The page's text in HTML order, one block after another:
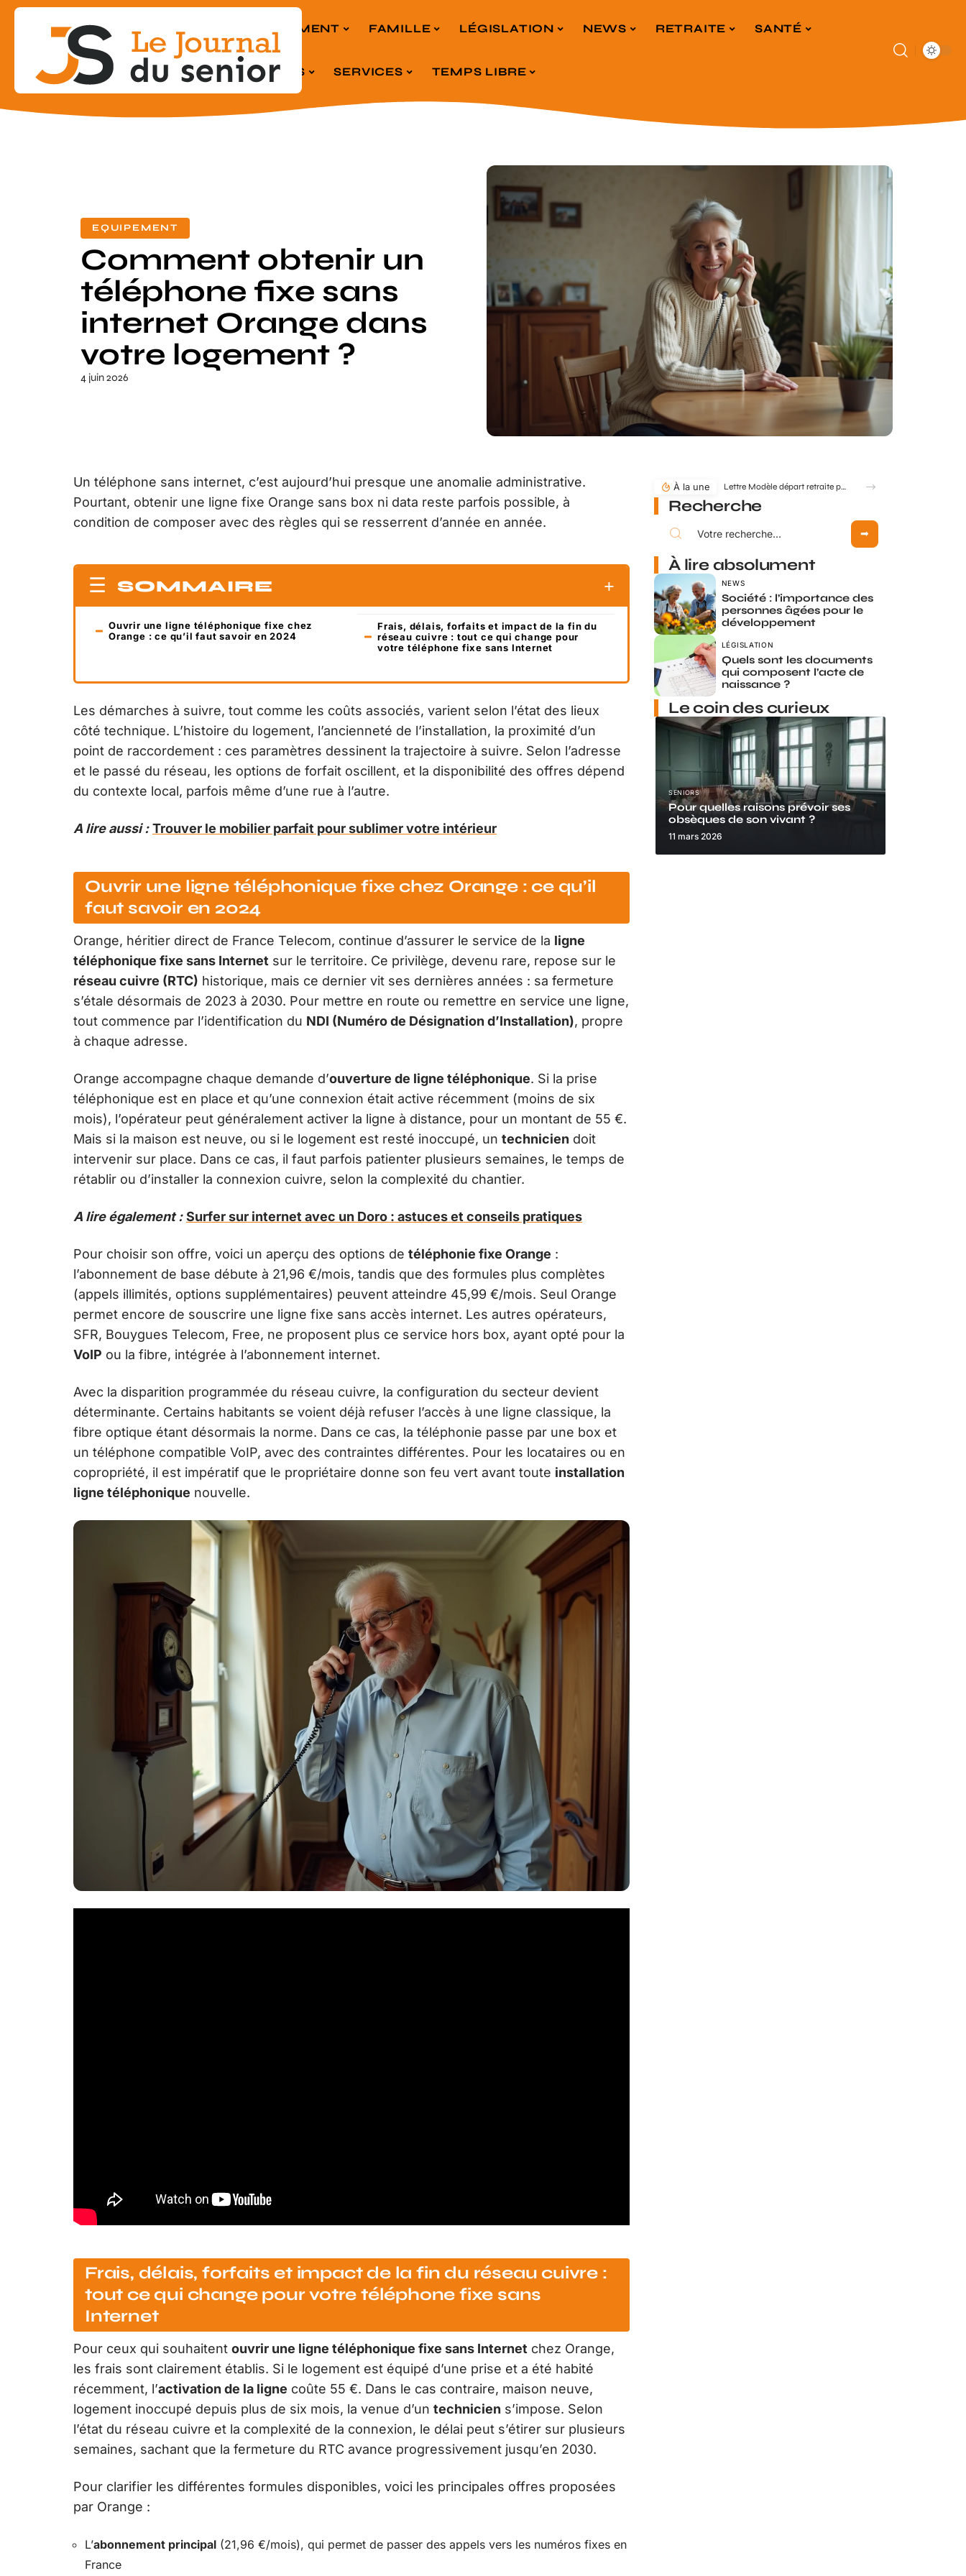
EQUIPEMENT FAMILLE LÉGISLATION NEWS RETRAITE SANTÉ
SENIORS SERVICES TEMPS LIBRE
EQUIPEMENT
Comment obtenir un
téléphone fixe sans
internet Orange dans
votre logement ?
4 juin 2026
Un téléphone sans internet, c’est aujourd’hui presque une anomalie administrative.
Pourtant, obtenir une ligne fixe Orange sans box ni data reste parfois possible, à
condition de composer avec des règles qui se resserrent d’année en année.
SOMMAIRE
Ouvrir une ligne téléphonique fixe chez
Orange : ce qu’il faut savoir en 2024
Frais, délais, forfaits et impact de la fin du
réseau cuivre : tout ce qui change pour
votre téléphone fixe sans Internet
Les démarches à suivre, tout comme les coûts associés, varient selon l’état des lieux
côté technique. L’histoire du logement, l’ancienneté de l’installation, la proximité d’un
point de raccordement : ces paramètres dessinent la trajectoire à suivre. Selon l’adresse
et le passé du réseau, les options de forfait oscillent, et la disponibilité des offres dépend
du contexte local, parfois même d’une rue à l’autre.
A lire aussi : Trouver le mobilier parfait pour sublimer votre intérieur
Ouvrir une ligne téléphonique fixe chez Orange : ce qu’il
faut savoir en 2024
Orange, héritier direct de France Telecom, continue d’assurer le service de la ligne
téléphonique fixe sans Internet sur le territoire. Ce privilège, devenu rare, repose sur le
réseau cuivre (RTC) historique, mais ce dernier vit ses dernières années : sa fermeture
s’étale désormais de 2023 à 2030. Pour mettre en route ou remettre en service une ligne,
tout commence par l’identification du NDI (Numéro de Désignation d’Installation), propre
à chaque adresse.
Orange accompagne chaque demande d’ouverture de ligne téléphonique. Si la prise
téléphonique est en place et qu’une connexion était active récemment (moins de six
mois), l’opérateur peut généralement activer la ligne à distance, pour un montant de 55 €.
Mais si la maison est neuve, ou si le logement est resté inoccupé, un technicien doit
intervenir sur place. Dans ce cas, il faut parfois patienter plusieurs semaines, le temps de
rétablir ou d’installer la connexion cuivre, selon la complexité du chantier.
A lire également : Surfer sur internet avec un Doro : astuces et conseils pratiques
Pour choisir son offre, voici un aperçu des options de téléphonie fixe Orange :
l’abonnement de base débute à 21,96 €/mois, tandis que des formules plus complètes
(appels illimités, options supplémentaires) peuvent atteindre 45,99 €/mois. Seul Orange
permet encore de souscrire une ligne fixe sans accès internet. Les autres opérateurs,
SFR, Bouygues Telecom, Free, ne proposent plus ce service hors box, ayant opté pour la
VoIP ou la fibre, intégrée à l’abonnement internet.
Avec la disparition programmée du réseau cuivre, la configuration du secteur devient
déterminante. Certains habitants se voient déjà refuser l’accès à une ligne classique, la
fibre optique étant désormais la norme. Dans ce cas, la téléphonie passe par une box et
un téléphone compatible VoIP, avec des contraintes différentes. Pour les locataires ou en
copropriété, il est impératif que le propriétaire donne son feu vert avant toute installation
ligne téléphonique nouvelle.
Frais, délais, forfaits et impact de la fin du réseau cuivre :
tout ce qui change pour votre téléphone fixe sans
Internet
Pour ceux qui souhaitent ouvrir une ligne téléphonique fixe sans Internet chez Orange,
les frais sont clairement établis. Si le logement est équipé d’une prise et a été habité
récemment, l’activation de la ligne coûte 55 €. Dans le cas contraire, maison neuve,
logement inoccupé depuis plus de six mois, la venue d’un technicien s’impose. Selon
l’état du réseau cuivre et la complexité de la connexion, le délai peut s’étirer sur plusieurs
semaines, sachant que la fermeture du RTC avance progressivement jusqu’en 2030.
Pour clarifier les différentes formules disponibles, voici les principales offres proposées
par Orange :
L’abonnement principal (21,96 €/mois), qui permet de passer des appels vers les numéros fixes en
France
À la une Lettre Modèle départ retraite pour départ anticipé : comment formuler ?
Recherche
À lire absolument
NEWS
Société : l’importance des
personnes âgées pour le
développement
LÉGISLATION
Quels sont les documents
qui composent l’acte de
naissance ?
Le coin des curieux
SENIORS
Pour quelles raisons prévoir ses
obsèques de son vivant ?
11 mars 2026